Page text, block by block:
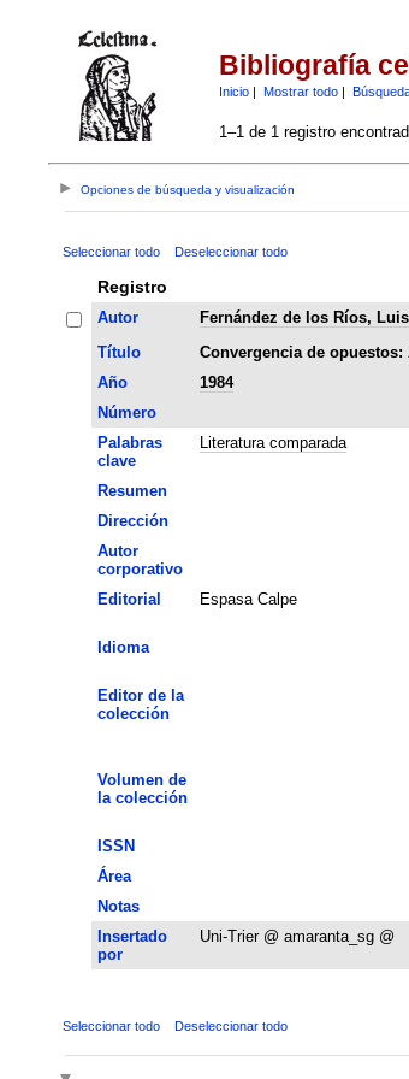
Bibliografía
Inicio| Mostrar todo|
1–1 de 1 registro
Opciones de búsqueda y visualización
Seleccionar todo Deseleccionar todo
Registro
Autor
Fernández de los Ríos,
Título
Convergencia de
Año
1984
Número
Palabras
clave
Literatura comparada
Resumen
Dirección
Autor
corporativo
Editorial Espasa Calpe
Idioma
Editor de la
colección
Volumen de
la colección
ISSN
Área
Notas
Insertado
por
Uni-Trier @ amaranta_sg @
Seleccionar todo Deseleccionar todo